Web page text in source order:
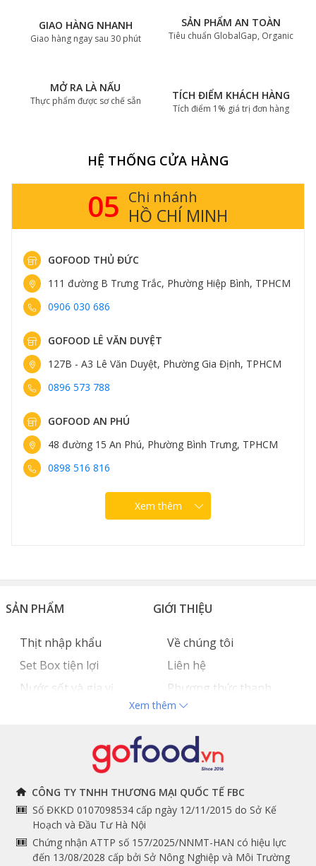
GIAO HÀNG NHANH
Giao hàng ngay sau 30 phút
SẢN PHẨM AN TOÀN
Tiêu chuẩn GlobalGap, Organic
MỞ RA LÀ NẤU
Thực phẩm được sơ chế sẵn TÍCH ĐIỂM KHÁCH HÀNG
Tích điểm 1% giá trị đơn hàng
HỆ THỐNG CỬA HÀNG
14 Chi nhánh
HÀ NỘI
GOFOOD THỤY KHUÊ
413 Thụy Khuê, Phường Tây Hồ, Hà Nội
0898 583 838
GOFOOD TRUNG KÍNH
161 Trung Kính, Phường Yên Hòa, Hà Nội
0898 582 828
GOFOOD NGUYỄN VĂN LỘC
96 Nguyễn Văn Lộc, Phường Hà Đông, Hà Nội
0889 307 308
Xem thêm
SẢN PHẨM
Thịt nhập khẩu
Set Box tiện lợi
Nước sốt và gia vị
GIỚI THIỆU
Về chúng tôi
Liên hệ
Phương thức thanh
toán
Tuyển dụng
THÔNG TIN
Chính sách và quy định
chung
THEO DÕI NGAY
Facebook
Instagram
Youtube
Xem thêm
CÔNG TY TNHH THƯƠNG MẠI QUỐC TẾ FBC
Số ĐKKD 0107098534 cấp ngày 12/11/2015 do Sở Kế
Hoạch và Đầu Tư Hà Nội
Chứng nhận ATTP số 157/2025/NNMT-HAN có hiệu lực
đến 13/08/2028 cấp bởi Sở Nông Nghiệp và Môi Trường